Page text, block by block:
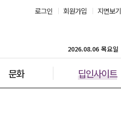
로그인 회원가입 지면보기
문화 딥인사이트
2026.08.06 목요일